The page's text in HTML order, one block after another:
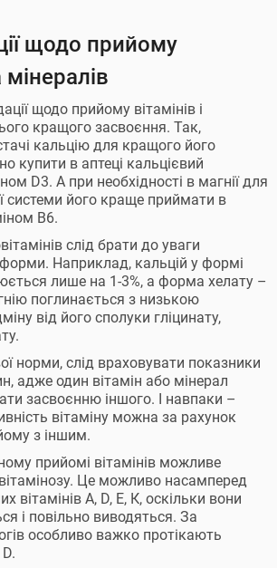
щодо прийому
мінералів
щодо прийому вітамінів і
кращого засвоєння. Так,
кальцію для кращого його
купити в аптеці кальцієвий
D3. А при необхідності в магнії для
системи його краще приймати в
В6.
слід брати до уваги
форми. Наприклад, кальцій у формі
лише на 1-3%, а форма хелату –
поглинається з низькою
від його сполуки гліцинату,
норми, слід враховувати показники
адже один вітамін або мінерал
засвоєнню іншого. І навпаки –
вітаміну можна за рахунок
з іншим.
прийомі вітамінів можливе
Це можливо насамперед
вітамінів А, D, Е, К, оскільки вони
і повільно виводяться. За
особливо важко протікають